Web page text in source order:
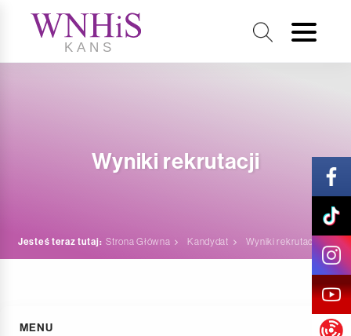
Wyniki rekrutacji
Jesteś teraz tutaj: Strona Główna Kandydat Wyniki rekrutacji
MENU